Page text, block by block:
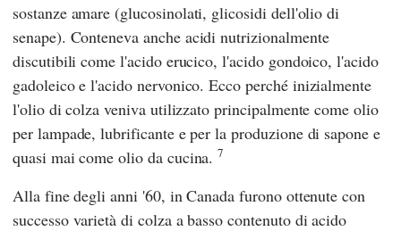
sostanze amare (glucosinolati, glicosidi dell'olio di
senape). Conteneva anche acidi nutrizionalmente
discutibili come l'acido erucico, l'acido gondoico, l'acido
gadoleico e l'acido nervonico. Ecco perché inizialmente
l'olio di colza veniva utilizzato principalmente come olio
per lampade, lubrificante e per la produzione di sapone e
quasi mai come olio da cucina.7
Alla fine degli anni '60, in Canada furono ottenute con
successo varietà di colza a basso contenuto di acido